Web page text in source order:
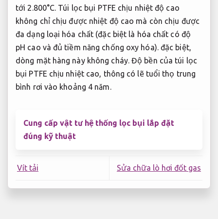
tới 2.800°C. Túi lọc bụi PTFE chịu nhiệt độ cao
không chỉ chịu được nhiệt độ cao mà còn chịu được
đa dạng loại hóa chất (đặc biệt là hóa chất có độ
pH cao và đủ tiềm năng chống oxy hóa). đặc biệt,
dòng mặt hàng này không cháy. Độ bền của túi lọc
bụi PTFE chịu nhiệt cao, thông có lẽ tuổi thọ trung
bình rơi vào khoảng 4 năm.
Cung cấp vật tư hệ thống lọc bụi lắp đặt
đúng kỹ thuật
Vít tải Sửa chữa lò hơi đốt gas